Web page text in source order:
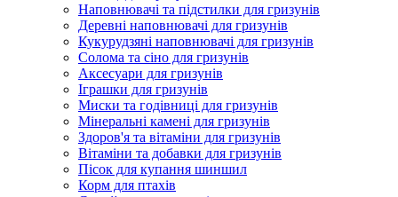
Наповнювачі та підстилки для гризунів
Деревні наповнювачі для гризунів
Кукурудзяні наповнювачі для гризунів
Солома та сіно для гризунів
Аксесуари для гризунів
Іграшки для гризунів
Миски та годівниці для гризунів
Мінеральні камені для гризунів
Здоров'я та вітаміни для гризунів
Вітаміни та добавки для гризунів
Пісок для купання шиншил
Корм для птахів